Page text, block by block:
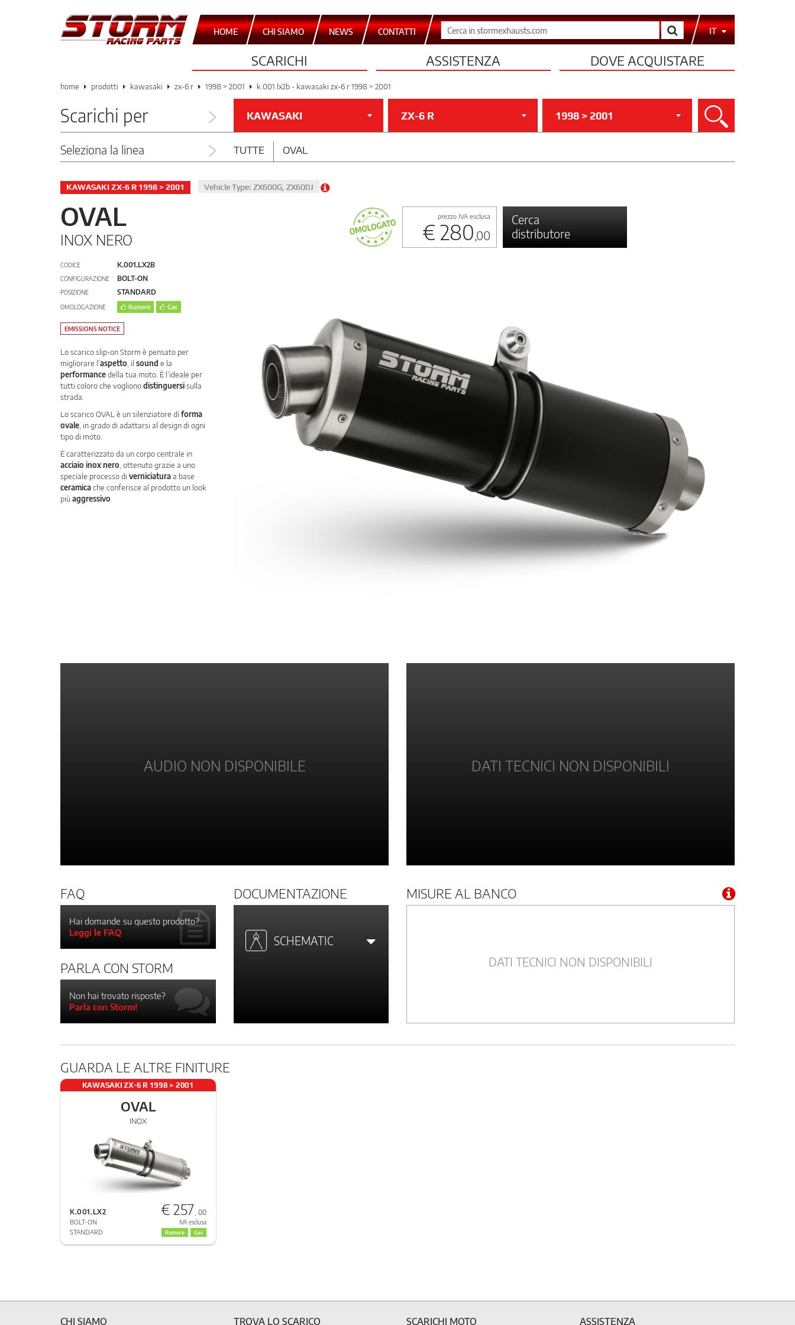
HOME CHI SIAMO NEWS CONTATTI Cerca IT
SCARICHI ASSISTENZA DOVE ACQUISTARE
home prodotti kawasaki zx-6 r 1998 > 2001 k.001.lx2b - kawasaki zx-6 r 1998 > 2001
Scarichi per KAWASAKI ZX-6 R 1998 > 2001 Cerca
Seleziona la linea TUTTE OVAL
KAWASAKI ZX-6 R 1998 > 2001 Vehicle Type: ZX600G, ZX600J
OVAL
INOX NERO
prezzo IVA esclusa
€ 280,00
Cerca
distributore
CODICE K.001.LX2B
CONFIGURAZIONE BOLT-ON
POSIZIONE STANDARD
OMOLOGAZIONE Rumore Gas
EMISSIONS NOTICE
Lo scarico slip-on Storm è pensato per
migliorare l’aspetto , il sound e la
performancedella tua moto. È l’ideale per
tutti coloro che voglionodistinguersisulla
strada.
Lo scarico OVAL è un silenziatore di forma
ovale , in grado di adattarsi al design di ogni
tipo di moto.
È caratterizzato da un corpo centrale in
acciaio inox nero , ottenuto grazie a uno
speciale processo di verniciaturaa base
ceramicache conferisce al prodotto un look
piùaggressivo
AUDIO NON DISPONIBILE DATI TECNICI NON DISPONIBILI
FAQ
Hai domande su questo prodotto?
Leggi le FAQ
PARLA CON STORM
Non hai trovato risposte?
Parla con Storm!
DOCUMENTAZIONE
SCHEMATIC
MISURE AL BANCO
DATI TECNICI NON DISPONIBILI
GUARDA LE ALTRE FINITURE
KAWASAKI ZX-6 R 1998 > 2001
OVAL
INOX
K.001.LX2
BOLT-ON
STANDARD
€ 257, 00
IVA esclusa
Rumore Gas
CHI SIAMO TROVA LO SCARICO SCARICHI MOTO ASSISTENZA